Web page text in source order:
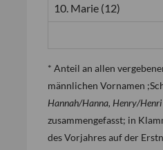
10. Marie (12)
* Anteil an allen
männlichen Vornamen
Hannah/Hanna, Henry/Henri
zusammengefasst; in
des Vorjahres auf der